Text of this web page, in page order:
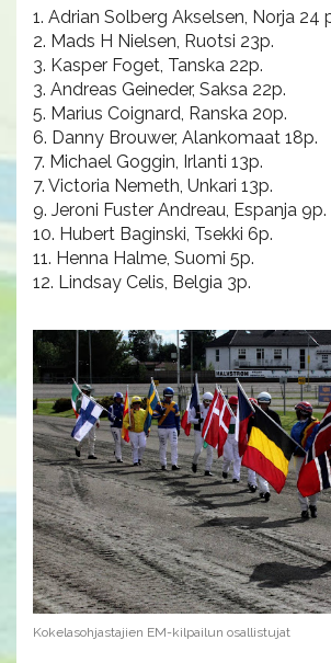
1. Adrian Solberg Akselsen, Norja 24
2. Mads H Nielsen, Ruotsi 23p.
3. Kasper Foget, Tanska 22p.
3. Andreas Geineder, Saksa 22p.
5. Marius Coignard, Ranska 20p.
6. Danny Brouwer, Alankomaat 18p.
7. Michael Goggin, Irlanti 13p.
7. Victoria Nemeth, Unkari 13p.
9. Jeroni Fuster Andreau, Espanja 9p.
10. Hubert Baginski, Tsekki 6p.
11. Henna Halme, Suomi 5p.
12. Lindsay Celis, Belgia 3p.
Kokelasohjastajien EM-kilpailun osallistujat